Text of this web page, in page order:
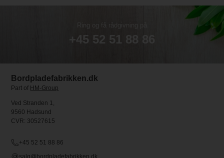
Ring og få rådgivning på
+45 52 51 88 86
Bordpladefabrikken.dk
Part of HM-Group
Ved Stranden 1,
9560 Hadsund
CVR: 30527615
+45 52 51 88 86